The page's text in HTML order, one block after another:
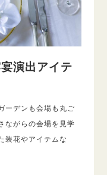
演出アイテ
ーデンも会場も丸ご
ながらの会場を見学
装花やアイテムな